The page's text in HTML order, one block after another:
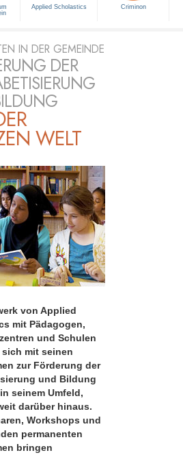
Applied Scholastics Criminon
IN DER GEMEINDE
DER
WELT
von Applied
mit Pädagogen,
und Schulen
mit seinen
zur Förderung der
und Bildung
seinem Umfeld,
darüber hinaus.
Workshops und
permanenten
bringen